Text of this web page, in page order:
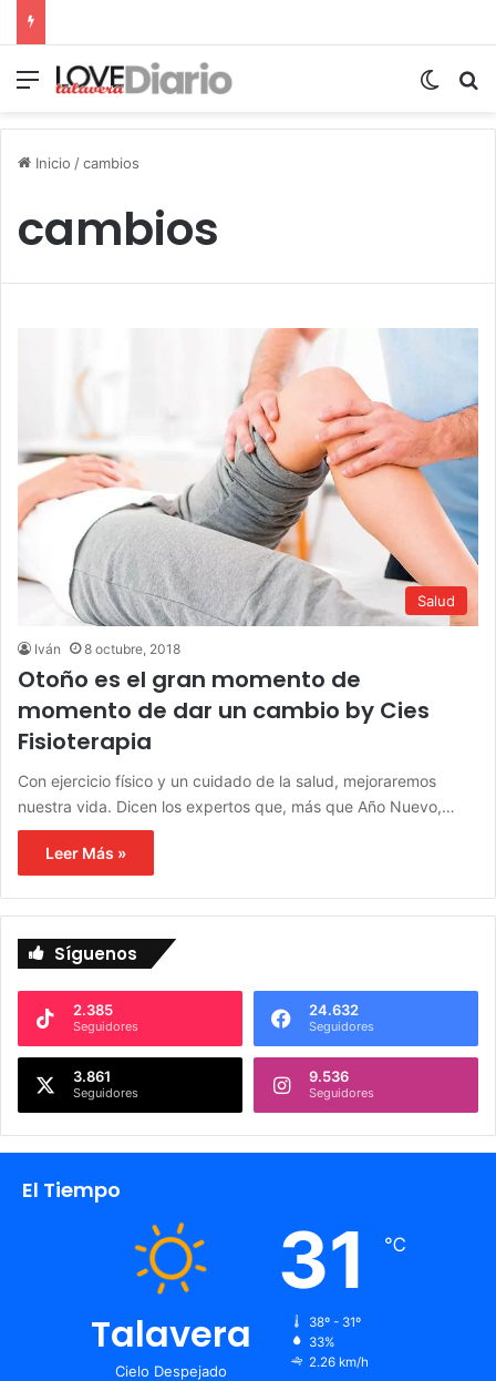
Menú
Inicio /cambios
cambios
Salud
Iván 8 octubre, 2018
Otoño es el gran momento de
momento de dar un cambio by Cies
Fisioterapia
Con ejercicio físico y un cuidado de la salud, mejoraremos
nuestra vida. Dicen los expertos que, más que Año Nuevo,…
Leer Más »
Síguenos
2.385
Seguidores
24.632
Seguidores
3.861
Seguidores
9.536
Seguidores
El Tiempo
Talavera
Cielo Despejado
31 ℃
38º - 31º
33%
2.26 km/h